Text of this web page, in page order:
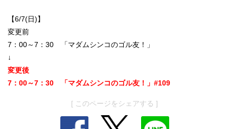
【6/7(日)】
変更前
7：00～7：30 「マダムシンコのゴル友！」
↓
変更後
7：00～7：30
「マダムシンコのゴル友！」#109
[ このページをシェアする ]